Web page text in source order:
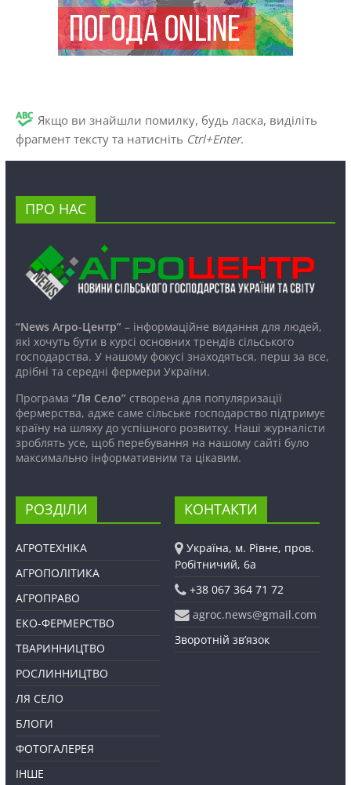
Якщо ви знайшли помилку, будь ласка, виділіть
фрагмент тексту та натисніть Ctrl+Enter.
ПРО НАС
“News Агро-Центр”– інформаційне видання для людей,
які хочуть бути в курсі основних трендів сільського
господарства. У нашому фокусі знаходяться, перш за все,
дрібні та середні фермери України.
Програма “Ля Село”створена для популяризації
фермерства, адже саме сільське господарство підтримує
країну на шляху до успішного розвитку. Наші журналісти
зроблять усе, щоб перебування на нашому сайті було
максимально інформативним та цікавим.
РОЗДІЛИ
АГРОТЕХНІКА
АГРОПОЛІТИКА
АГРОПРАВО
ЕКО-ФЕРМЕРСТВО
ТВАРИННИЦТВО
РОСЛИННИЦТВО
ЛЯ СЕЛО
БЛОГИ
ФОТОГАЛЕРЕЯ
ІНШЕ
КОНТАКТИ
Україна, м. Рівне, пров.
Робітничий, 6а
+38 067 364 71 72
agroc.news@gmail.com
Зворотній зв’язок